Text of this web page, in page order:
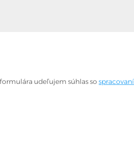
udeľujem súhlas so